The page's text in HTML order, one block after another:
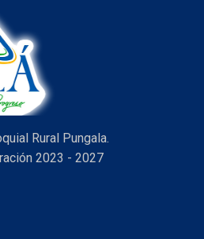
Rural Pungala.
2023 - 2027